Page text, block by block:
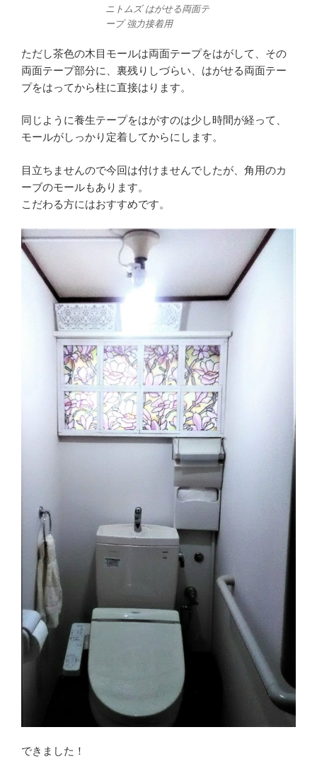
ニトムズ はがせる両面テ
ープ 強力接着用
ただし茶色の木目モールは両面テープをはがして、その
両面テープ部分に、裏残りしづらい、はがせる両面テー
プをはってから柱に直接はります。
同じように養生テープをはがすのは少し時間が経って、
モールがしっかり定着してからにします。
目立ちませんので今回は付けませんでしたが、角用のカ
ーブのモールもあります。
こだわる方にはおすすめです。
できました！